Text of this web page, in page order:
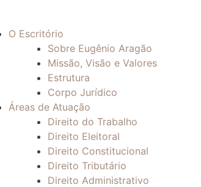
O Escritório
Sobre Eugênio Aragão
Missão, Visão e Valores
Estrutura
Corpo Jurídico
Áreas de Atuação
Direito do Trabalho
Direito Eleitoral
Direito Constitucional
Direito Tributário
Direito Administrativo